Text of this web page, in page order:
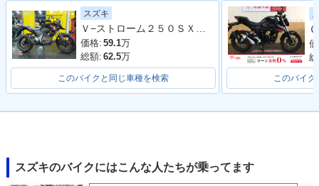
2020年 V-Strom 25
0 ABS・カラーチェ
ンジ
2019年 V-Strom 25
0 ABS・追加
スズキ
Ｖ−ストローム２５０ＳＸ ローシートモデル
価格: 59.1万
総額: 62.5万
このバイクと同じ車種を検索 このバイク
スズキのバイクにはこんな人たちが乗ってます